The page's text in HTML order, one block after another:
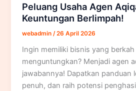
Peluang Usaha Agen
Keuntungan Berlimpah!
webadmin /26 April 2026
Ingin memiliki bisnis yang berkah
menguntungkan? Menjadi agen
jawabannya! Dapatkan panduan
penuh, dan raih potensi